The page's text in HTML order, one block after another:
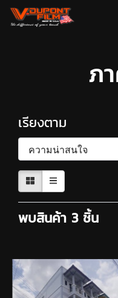
ภ
เรียงตาม
พบสินค้า 3 ชิ้น